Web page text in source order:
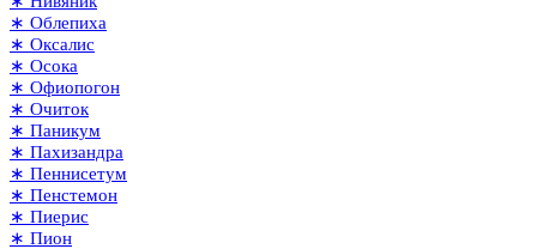
∗ Облепиха
∗ Оксалис
∗ Осока
∗ Офиопогон
∗ Очиток
∗ Паникум
∗ Пахизандра
∗ Пеннисетум
∗ Пенстемон
∗ Пиерис
∗ Пион